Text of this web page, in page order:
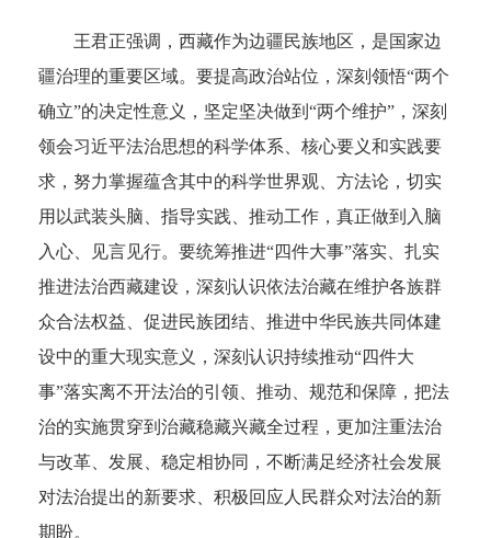
王君正强调，西藏作为边疆民族地区，是国家边
疆治理的重要区域。要提高政治站位，深刻领悟“两个
确立”的决定性意义，坚定坚决做到“两个维护”，深刻
领会习近平法治思想的科学体系、核心要义和实践要
求，努力掌握蕴含其中的科学世界观、方法论，切实
用以武装头脑、指导实践、推动工作，真正做到入脑
入心、见言见行。 要统筹推进“四件大事”落实、扎实
推进法治西藏建设，深刻认识依法治藏在维护各族群
众合法权益、促进民族团结、推进中华民族共同体建
设中的重大现实意义，深刻认识持续推动“四件大
事”落实离不开法治的引领、推动、规范和保障，把法
治的实施贯穿到治藏稳藏兴藏全过程，更加注重法治
与改革、发展、稳定相协同，不断满足经济社会发展
对法治提出的新要求、积极回应人民群众对法治的新
期盼。